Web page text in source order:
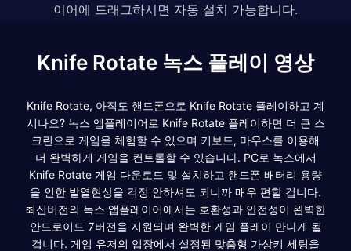
이어에 드래그하시면 자동 설치 가능합니다.
Knife Rotate 녹스 플레이 영상
Knife Rotate, 아직도 핸드폰으로 Knife Rotate 플레이하고 계
시나요? 녹스 앱플레이어로 Knife Rotate 플레이하면 더 큰 스
크린으로 게임을 체험할 수 있으며 키보드, 마우스를 이용해
더 완벽하게 게임을 컨트롤할 수 있습니다. PC로 녹스에서
Knife Rotate 게임 다운로드 및 설치하고 핸드폰 배터리 용량
을 인한 발열현상을 걱정 안하셔도 되니까 매우 편할 겁니다.
최신버전의 녹스 앱플레이어에서는 호환성과 안전성이 완벽한
안드로이드 7버전을 지원되며 완벽한 게임 플레이 만나게 될
겁니다. 게임 유저의 입장에서 설정된 맞춤형 가상키 세팅을